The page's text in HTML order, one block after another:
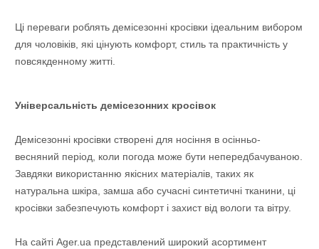
Ці переваги роблять демісезонні кросівки ідеальним вибором
для чоловіків, які цінують комфорт, стиль та практичність у
повсякденному житті.
Універсальність демісезонних кросівок
Демісезонні кросівки створені для носіння в осінньо-
весняний період, коли погода може бути непередбачуваною.
Завдяки використанню якісних матеріалів, таких як
натуральна шкіра, замша або сучасні синтетичні тканини, ці
кросівки забезпечують комфорт і захист від вологи та вітру.
На сайті Ager.ua представлений широкий асортимент